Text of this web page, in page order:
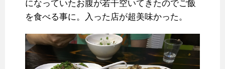
になっていたお腹が若干空いてきたのでご飯
を食べる事に。入った店が超美味かった。